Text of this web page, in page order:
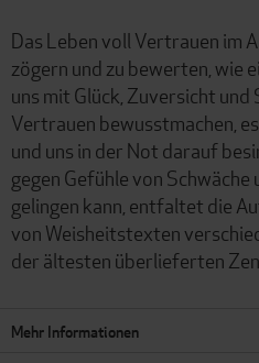
Das Leben voll Vertrauen im
zögern und zu bewerten, wie
uns mit Glück, Zuversicht und
Vertrauen bewusstmachen,
und uns in der Not darauf
gegen Gefühle von Schwäche
gelingen kann, entfaltet die
von Weisheitstexten
der ältesten überlieferten
Mehr Informationen